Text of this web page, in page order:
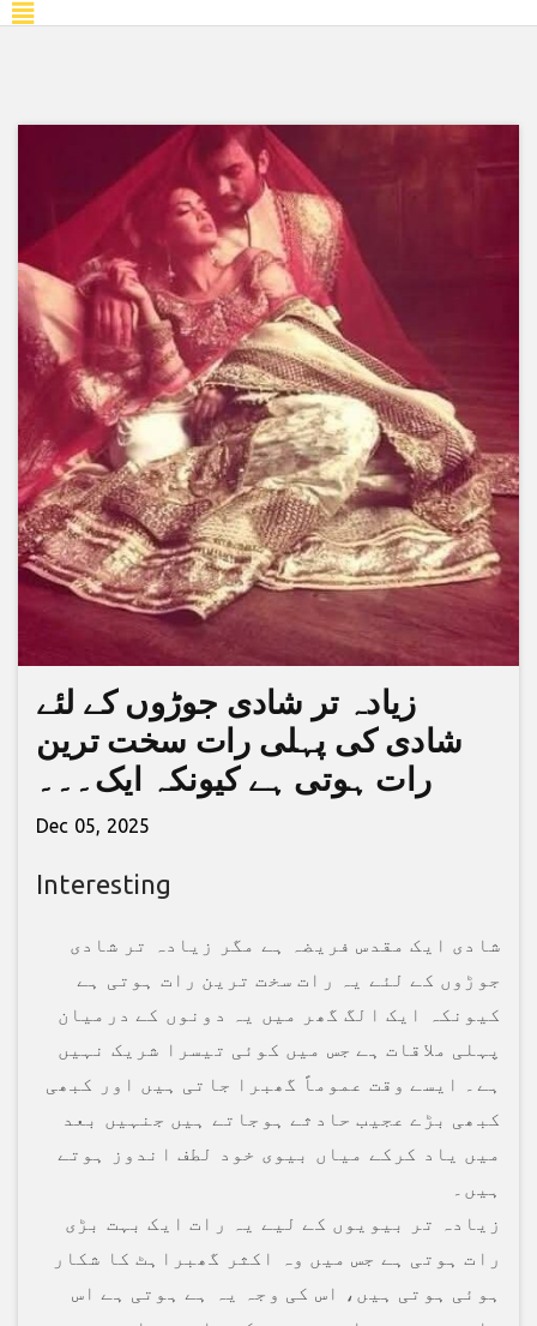
زیادہ تر شادی جوڑوں کے لئے
شادی کی پہلی رات سخت ترین
رات ہوتی ہے کیونکہ ایک۔۔۔
Dec 05, 2025
Interesting
شادی ایک مقدس فریضہ ہے مگر زیادہ تر شادی
جوڑوں کے لئے یہ رات سخت ترین رات ہوتی ہے
کیونکہ ایک الگ گھر میں یہ دونوں کے درمیان
پہلی ملاقات ہے جس میں کوئی تیسرا شریک نہیں
ہے۔ ایسے وقت عموماً گھبرا جاتی ہیں اور کبھی
کبھی بڑے عجیب حادثے ہوجاتے ہیں جنہیں بعد
میں یاد کرکے میاں بیوی خود لطف اندوز ہوتے
ہیں۔
زیادہ تر بیویوں کے لیے یہ رات ایک بہت بڑی
رات ہوتی ہے جس میں وہ اکثر گھبراہٹ کا شکار
ہوئی ہوتی ہیں، اس کی وجہ یہ ہے ہوتی ہے اس